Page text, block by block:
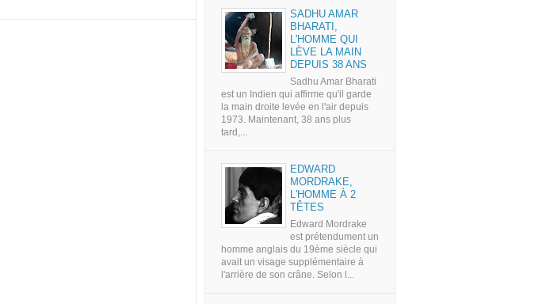
SADHU AMAR
BHARATI,
L'HOMME QUI
LÈVE LA MAIN
DEPUIS 38 ANS
Sadhu Amar Bharati
est un Indien qui affirme qu'il garde
la main droite levée en l'air depuis
1973. Maintenant, 38 ans plus
tard,...
EDWARD
MORDRAKE,
L'HOMME À 2
TÊTES
Edward Mordrake
est prétendument un
homme anglais du 19ème siècle qui
avait un visage supplémentaire à
l'arrière de son crâne. Selon l...